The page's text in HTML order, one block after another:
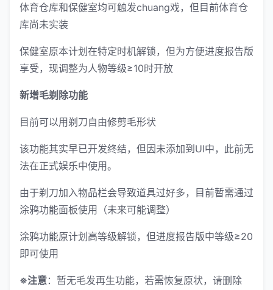
体育仓库和保健室均可触发chuang戏，但目前体育仓
库尚未实装
保健室原本计划在特定时机解锁，但为方便进度报告版
享受，现调整为人物等级≥10时开放
新增毛剃除功能
目前可以用剃刀自由修剪毛形状
该功能其实早已开发终结，但因未添加到UI中，此前无
法在正式娱乐中使用。
由于剃刀加入物品栏会导致道具过好多，目前暂需通过
涂鸦功能面板使用（未来可能调整）
涂鸦功能原计划高等级解锁，但进度报告版中等级≥20
即可使用
※注意：暂无毛发再生功能，若需恢复原状，请删除